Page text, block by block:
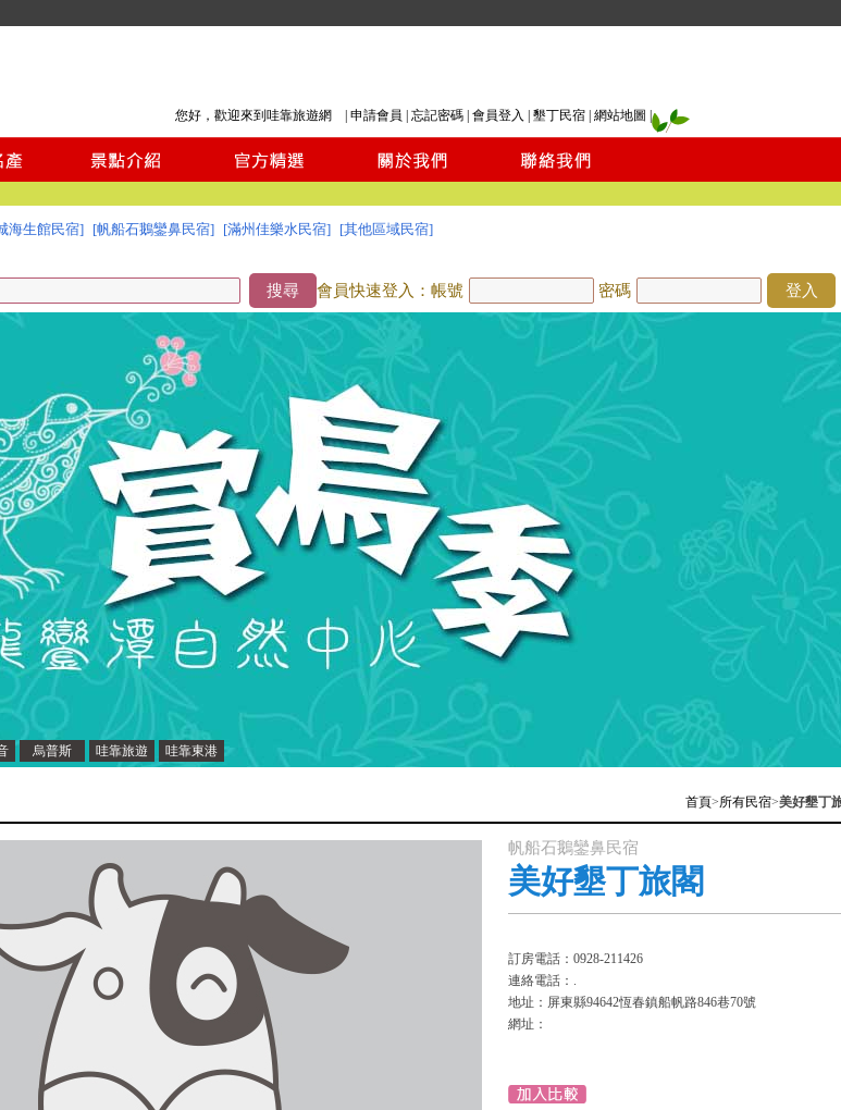
您好，歡迎來到哇靠旅遊網 | 申請會員 忘記密碼 會員登入 墾丁民宿 網站地圖
海生館民宿] [帆船石鵝鑾鼻民宿] [滿州佳樂水民宿] [其他區域民宿]
烏普斯 哇靠旅遊 哇靠東港
搜尋 會員快速登入：帳號 密碼 登入
首頁>所有民宿>美好墾丁
帆船石鵝鑾鼻民宿
美好墾丁旅閣
訂房電話：0928-211426
連絡電話：.
地址：屏東縣94642恆春鎮船帆路846巷70號
網址：